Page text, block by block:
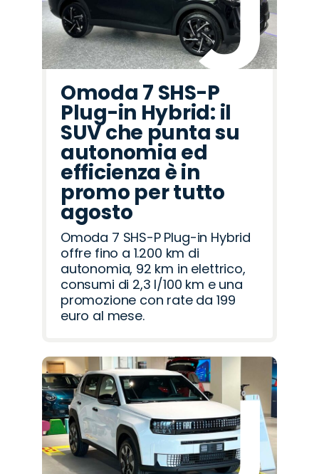
Omoda 7 SHS-P
Plug-in Hybrid: il
SUV che punta su
autonomia ed
efficienza è in
promo per tutto
agosto
Omoda 7 SHS-P Plug-in Hybrid
offre fino a 1.200 km di
autonomia, 92 km in elettrico,
consumi di 2,3 l/100 km e una
promozione con rate da 199
euro al mese.